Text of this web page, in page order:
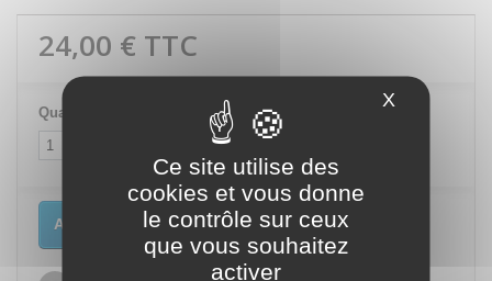
Ce site utilise des
cookies et vous donne
le contrôle sur ceux
que vous souhaitez
activer
X Masquer
24,00 € TTC
Quantité
Ajouter au panier